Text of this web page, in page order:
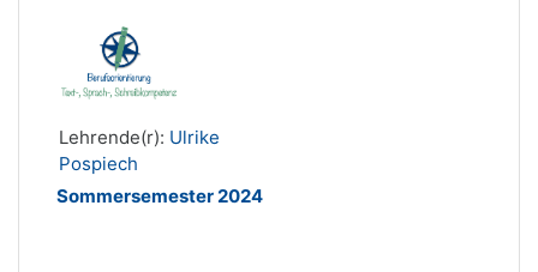
Lehrende(r): Ulrike
Pospiech
Sommersemester 2024